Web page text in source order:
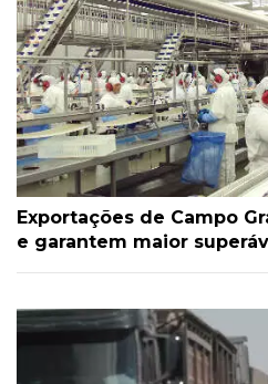
Exportações de Campo
e garantem maior